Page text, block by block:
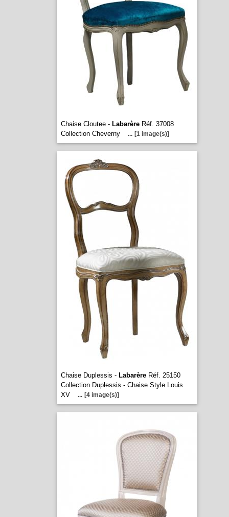
Chaise Cloutee - LabarèreRéf. 37008
Collection Cheverny
... [1 image(s)]
Chaise Duplessis - LabarèreRéf. 25150
Collection Duplessis - Chaise Style Louis
XV
... [4 image(s)]